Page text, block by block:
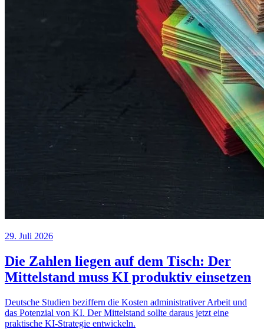
29. Juli 2026
Die Zahlen liegen auf dem Tisch: Der
Mittelstand muss KI produktiv einsetzen
Deutsche Studien beziffern die Kosten administrativer Arbeit und
das Potenzial von KI. Der Mittelstand sollte daraus jetzt eine
praktische KI-Strategie entwickeln.